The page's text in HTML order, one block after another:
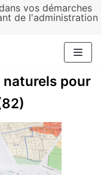
vos démarches
de l'administration
naturels pour